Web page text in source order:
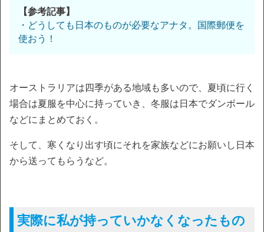
【参考記事】
・どうしても日本のものが必要なアナタ。国際郵便を
使おう！
オーストラリアは四季がある地域も多いので、夏頃に行く
場合は夏服を中心に持っていき、冬服は日本でダンボール
などにまとめておく。
そして、寒くなり出す頃にそれを家族などにお願いし日本
から送ってもらうなど。
実際に私が持っていかなくなったもの